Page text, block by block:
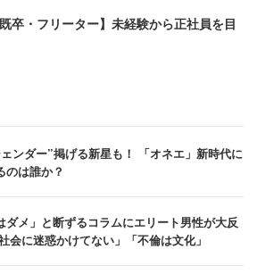
既卒・フリーター】未経験から正社員を目
ンダー”掲げる新星も！ 「オネエ」新時代に
のは誰か？
ダメ」と断ずるコラムにエリート男性が大反
会に迷惑かけてない」「不倫は文化」